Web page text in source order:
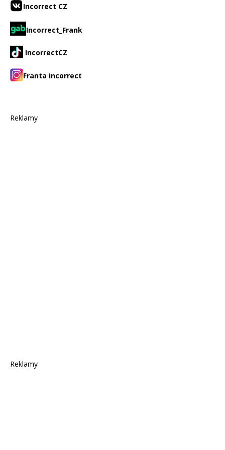
Incorrect CZ
Incorrect_Frank
IncorrectCZ
Franta incorrect
Reklamy
Reklamy